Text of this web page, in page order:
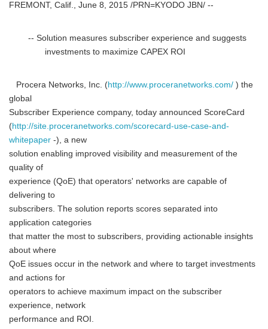
FREMONT, Calif., June 8, 2015 /PRN=KYODO JBN/ --
-- Solution measures subscriber experience and suggests
investments to maximize CAPEX ROI
Procera Networks, Inc. (http://www.proceranetworks.com/ ) the
global
Subscriber Experience company, today announced ScoreCard
(http://site.proceranetworks.com/scorecard-use-case-and-
whitepaper -), a new
solution enabling improved visibility and measurement of the
quality of
experience (QoE) that operators' networks are capable of
delivering to
subscribers. The solution reports scores separated into
application categories
that matter the most to subscribers, providing actionable insights
about where
QoE issues occur in the network and where to target investments
and actions for
operators to achieve maximum impact on the subscriber
experience, network
performance and ROI.